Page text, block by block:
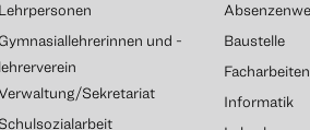
Lehrpersonen
Gymnasiallehrerinnen und -
lehrerverein
Sekretariat
Schulsozialarbeit
Baustelle
Facharbeiten
Informatik